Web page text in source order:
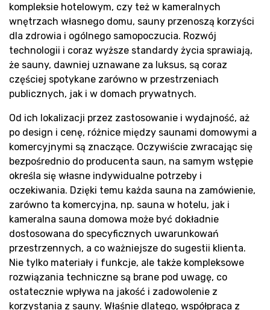
kompleksie hotelowym, czy też w kameralnych
wnętrzach własnego domu, sauny przenoszą korzyści
dla zdrowia i ogólnego samopoczucia. Rozwój
technologii i coraz wyższe standardy życia sprawiają,
że sauny, dawniej uznawane za luksus, są coraz
częściej spotykane zarówno w przestrzeniach
publicznych, jak i w domach prywatnych.
Od ich lokalizacji przez zastosowanie i wydajność, aż
po design i cenę, różnice między saunami domowymi a
komercyjnymi są znaczące. Oczywiście zwracając się
bezpośrednio do producenta saun, na samym wstępie
określa się własne indywidualne potrzeby i
oczekiwania. Dzięki temu każda sauna na zamówienie,
zarówno ta komercyjna, np. sauna w hotelu, jak i
kameralna sauna domowa może być dokładnie
dostosowana do specyficznych uwarunkowań
przestrzennych, a co ważniejsze do sugestii klienta.
Nie tylko materiały i funkcje, ale także kompleksowe
rozwiązania techniczne są brane pod uwagę, co
ostatecznie wpływa na jakość i zadowolenie z
korzystania z sauny. Właśnie dlatego, współpraca z